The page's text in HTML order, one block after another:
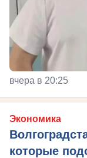
вчера в 20:25
Экономика
которые